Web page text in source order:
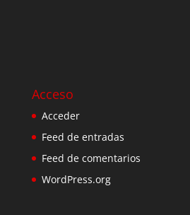
Acceso
Acceder
Feed de entradas
Feed de comentarios
WordPress.org